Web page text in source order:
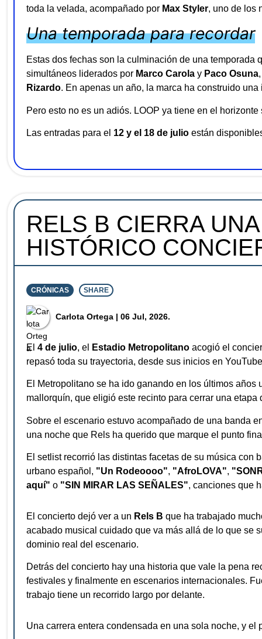
toda la velada, acompañado por Max Styler, uno de los
Una temporada para recordar
Estas dos fechas son la culminación de una
simultáneos liderados por Marco Carola y Paco Osuna
Rizardo. En apenas un año, la marca ha construido
Pero esto no es un adiós. LOOP ya tiene en el
Las entradas para el 12 y el 18 de julio están
RELS B CIERRA
HISTÓRICO
CRÓNICAS SHARE
⁠Carlota Ortega | 06 Jul, 2026.
El 4 de julio, el Estadio Metropolitano acogió el
repasó toda su trayectoria, desde sus inicios en
El Metropolitano se ha ido ganando en los últimos
mallorquín, que eligió este recinto para cerrar una
Sobre el escenario estuvo acompañado de una banda
una noche que Rels ha querido que marque el punto
El setlist recorrió las distintas facetas de su música con
urbano español, "Un Rodeoooo", "AfroLOVA",
aquí" o "SIN MIRAR LAS SEÑALES", canciones que
El concierto dejó ver a un Rels B que ha trabajado
acabado musical cuidado que va más allá de lo que se
dominio real del escenario.
Detrás del concierto hay una historia que vale la pena
festivales y finalmente en escenarios internacionales.
trabajo tiene un recorrido largo por delante.
Una carrera entera condensada en una sola noche, y